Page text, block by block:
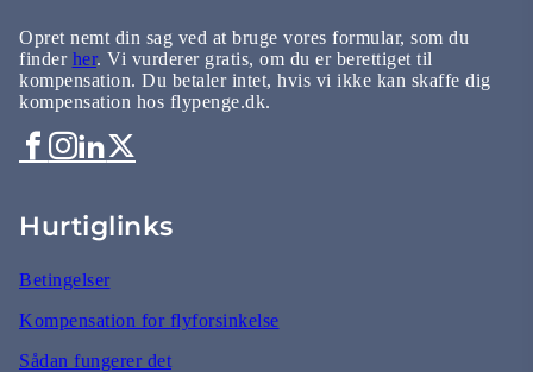
Opret nemt din sag ved at bruge vores formular, som du
finder her. Vi vurderer gratis, om du er berettiget til
kompensation. Du betaler intet, hvis vi ikke kan skaffe dig
kompensation hos flypenge.dk.
Hurtiglinks
Betingelser
Kompensation for flyforsinkelse
Sådan fungerer det